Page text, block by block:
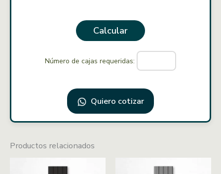
Calcular
Número de cajas requeridas:
Quiero cotizar
Productos relacionados